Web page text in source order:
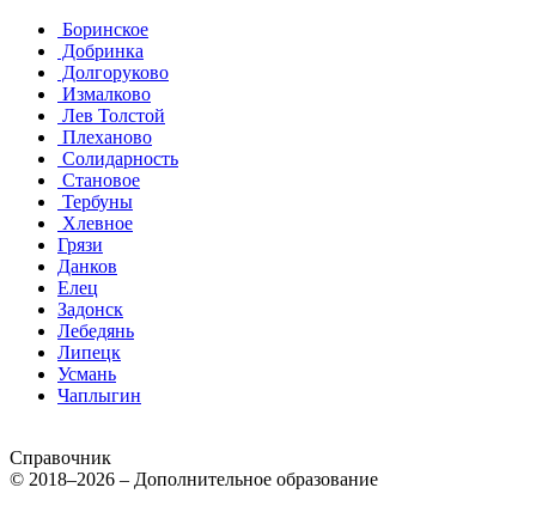
Боринское
Добринка
Долгоруково
Измалково
Лев Толстой
Плеханово
Солидарность
Становое
Тербуны
Хлевное
Грязи
Данков
Елец
Задонск
Лебедянь
Липецк
Усмань
Чаплыгин
Справочник
© 2018–2026 – Дополнительное образование